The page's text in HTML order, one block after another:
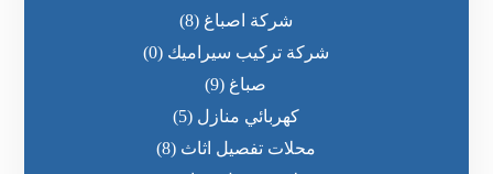
شركة اصباغ (8)
شركة تركيب سيراميك (0)
صباغ (9)
كهربائي منازل (5)
محلات تفصيل اثاث (8)